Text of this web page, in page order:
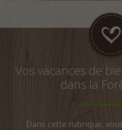
Vos vacances de
dans la
Dans cette rubrique,